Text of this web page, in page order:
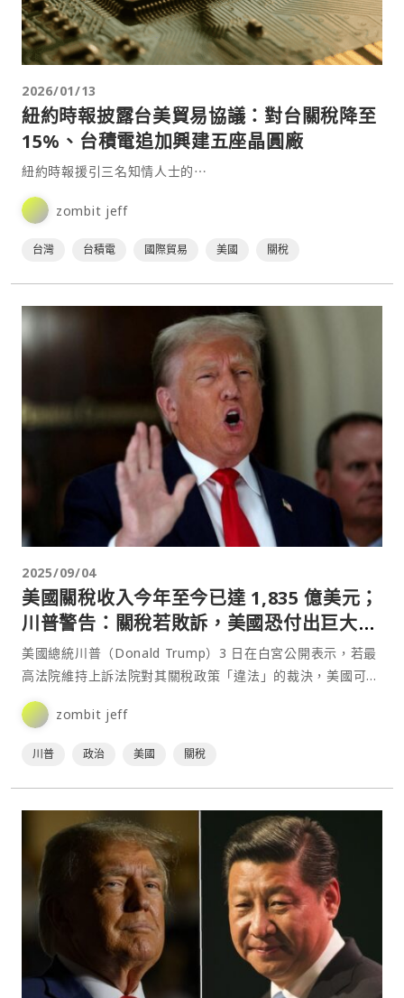
2026/01/13
紐約時報披露台美貿易協議：對台關稅降至
15%、台積電追加興建五座晶圓廠
紐約時報援引三名知情人士的⋯
zombit jeff
台灣 台積電 國際貿易 美國 關稅
2025/09/04
美國關稅收入今年至今已達 1,835 億美元；
川普警告：關稅若敗訴，美國恐付出巨大代
價
美國總統川普（Donald Trump）3 日在白宮公開表示，若最
高法院維持上訴法院對其關稅政策「違法」的裁決，美國可能
不得不取消與歐盟、日本及南韓達成的貿易協議，⋯
zombit jeff
川普 政治 美國 關稅